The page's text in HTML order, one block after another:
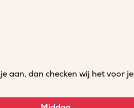
aan, dan checken wij het voor je